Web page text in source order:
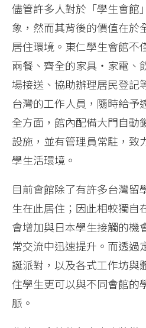
儘管許多人對於「學生會館
象，然而其背後的價值在於
居住環境。東仁學生會館不
兩餐、齊全的家具‧家電、
場接送、協助辦理居民登記
台灣的工作人員，隨時給予
全方面，館內配備大門自動
設施，並有管理員常駐，致
學生活環境。
目前會館除了有許多台灣留
生在此居住；因此相較獨自
會增加與日本學生接觸的機
常交流中迅速提升。而透過
誕派對，以及各式工作坊與
住學生更可以與不同會館的
脈。